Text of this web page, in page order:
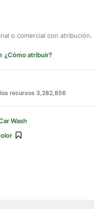
o comercial con atribución.
¿Cómo atribuir?
recursos 3,282,856
Wash